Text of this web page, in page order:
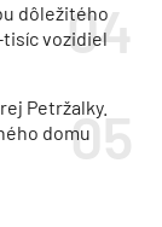
dôležitého
tisíc vozidiel
Petržalky.
domu